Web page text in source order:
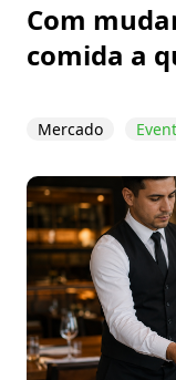
Com
comida a
Mercado